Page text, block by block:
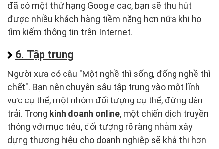
đã có một thứ hạng Google cao, bạn sẽ thu hút
được nhiều khách hàng tiềm năng hơn nữa khi họ
tìm kiếm thông tin trên Internet.
6. Tập trung
Người xưa có câu "Một nghề thì sống, đống nghề thì
chết". Bạn nên chuyên sâu tập trung vào một lĩnh
vực cụ thể, một nhóm đối tượng cụ thể, đừng dàn
trải. Trong kinh doanh online, một chiến dịch truyền
thông với mục tiêu, đối tượng rõ ràng nhằm xây
dựng thương hiệu cho doanh nghiệp sẽ khả thi hơn